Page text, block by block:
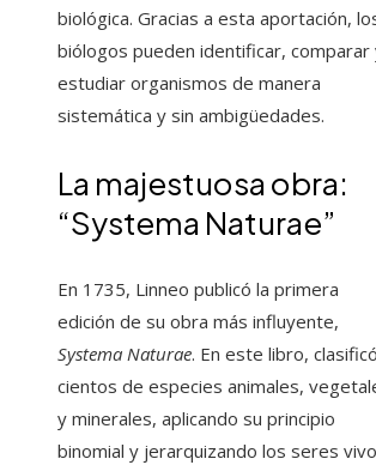
biológica. Gracias a esta aportación,
biólogos pueden identificar, comparar
estudiar organismos de manera
sistemática y sin ambigüedades.
La majestuosa obra:
“Systema Naturae”
En 1735, Linneo publicó la primera
edición de su obra más influyente,
Systema Naturae. En este libro, clasificó
cientos de especies animales,
y minerales, aplicando su principio
binomial y jerarquizando los seres